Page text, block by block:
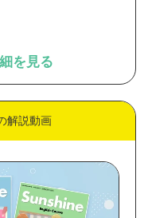
を見る
解説動画